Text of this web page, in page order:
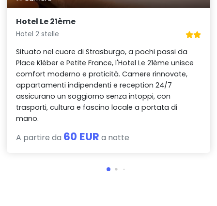
Hotel Le 21ème
Hotel 2 stelle
Situato nel cuore di Strasburgo, a pochi passi da
Place Kléber e Petite France, l'Hotel Le 21ème unisce
comfort moderno e praticità. Camere rinnovate,
appartamenti indipendenti e reception 24/7
assicurano un soggiorno senza intoppi, con
trasporti, cultura e fascino locale a portata di
mano.
A partire da 60 EUR a notte